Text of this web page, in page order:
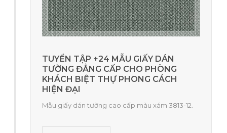
TUYỂN TẬP +24 MẪU GIẤY DÁN
TƯỜNG ĐẲNG CẤP CHO PHÒNG
KHÁCH BIỆT THỰ PHONG CÁCH
HIỆN ĐẠI
Mẫu giấy dán tường cao cấp màu xám 3813-12.